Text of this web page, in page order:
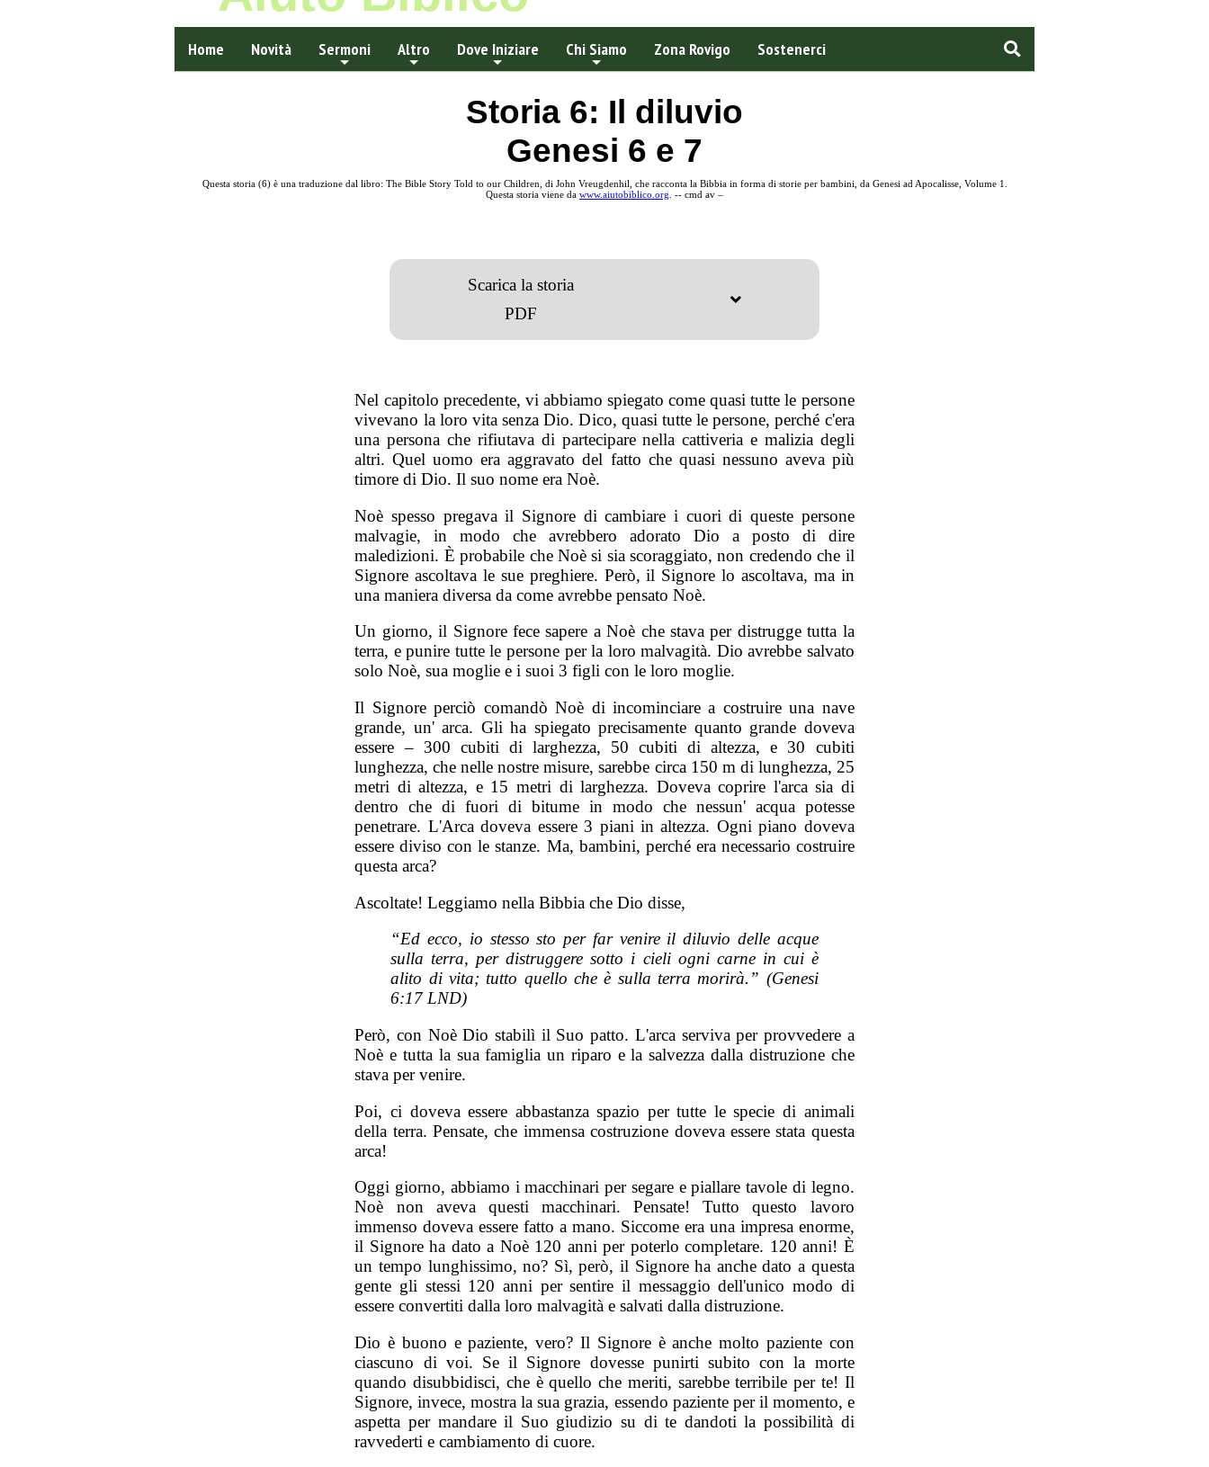
Home Novità Sermoni Altro Dove Iniziare Chi Siamo Zona Rovigo Sostenerci
Storia 6: Il diluvio
Genesi 6 e 7
Questa storia (6) è una traduzione dal libro: The Bible Story Told to our Children, di John Vreugdenhil, che racconta la Bibbia in forma di storie per bambini, da Genesi ad Apocalisse, Volume 1.
Questa storia viene da www.aiutobiblico.org . -- cmd av –
Scarica la storia
PDF
Nel capitolo precedente, vi abbiamo spiegato come quasi tutte le persone
vivevano la loro vita senza Dio. Dico, quasi tutte le persone, perché c'era
una persona che rifiutava di partecipare nella cattiveria e malizia degli
altri. Quel uomo era aggravato del fatto che quasi nessuno aveva più
timore di Dio. Il suo nome era Noè.
Noè spesso pregava il Signore di cambiare i cuori di queste persone
malvagie, in modo che avrebbero adorato Dio a posto di dire
maledizioni. È probabile che Noè si sia scoraggiato, non credendo che il
Signore ascoltava le sue preghiere. Però, il Signore lo ascoltava, ma in
una maniera diversa da come avrebbe pensato Noè.
Un giorno, il Signore fece sapere a Noè che stava per distrugge tutta la
terra, e punire tutte le persone per la loro malvagità. Dio avrebbe salvato
solo Noè, sua moglie e i suoi 3 figli con le loro moglie.
Il Signore perciò comandò Noè di incominciare a costruire una nave
grande, un' arca. Gli ha spiegato precisamente quanto grande doveva
essere – 300 cubiti di larghezza, 50 cubiti di altezza, e 30 cubiti
lunghezza, che nelle nostre misure, sarebbe circa 150 m di lunghezza, 25
metri di altezza, e 15 metri di larghezza. Doveva coprire l'arca sia di
dentro che di fuori di bitume in modo che nessun' acqua potesse
penetrare. L'Arca doveva essere 3 piani in altezza. Ogni piano doveva
essere diviso con le stanze. Ma, bambini, perché era necessario costruire
questa arca?
Ascoltate! Leggiamo nella Bibbia che Dio disse,
“Ed ecco, io stesso sto per far venire il diluvio delle acque
sulla terra, per distruggere sotto i cieli ogni carne in cui è
alito di vita; tutto quello che è sulla terra morirà.” (Genesi
6:17 LND)
Però, con Noè Dio stabilì il Suo patto. L'arca serviva per provvedere a
Noè e tutta la sua famiglia un riparo e la salvezza dalla distruzione che
stava per venire.
Poi, ci doveva essere abbastanza spazio per tutte le specie di animali
della terra. Pensate, che immensa costruzione doveva essere stata questa
arca!
Oggi giorno, abbiamo i macchinari per segare e piallare tavole di legno.
Noè non aveva questi macchinari. Pensate! Tutto questo lavoro
immenso doveva essere fatto a mano. Siccome era una impresa enorme,
il Signore ha dato a Noè 120 anni per poterlo completare. 120 anni! È
un tempo lunghissimo, no? Sì, però, il Signore ha anche dato a questa
gente gli stessi 120 anni per sentire il messaggio dell'unico modo di
essere convertiti dalla loro malvagità e salvati dalla distruzione.
Dio è buono e paziente, vero? Il Signore è anche molto paziente con
ciascuno di voi. Se il Signore dovesse punirti subito con la morte
quando disubbidisci, che è quello che meriti, sarebbe terribile per te! Il
Signore, invece, mostra la sua grazia, essendo paziente per il momento, e
aspetta per mandare il Suo giudizio su di te dandoti la possibilità di
ravvederti e cambiamento di cuore.